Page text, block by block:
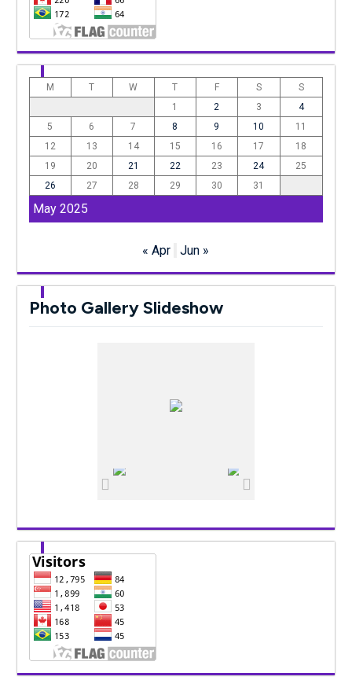
May 2025
M T W T F S
S
1
2 3
4
5
6 7 8 9 10
11
12
13 14 15 16 17
18
19
20 21 22 23 24
25
26
27 28 29 30 31
« Apr Jun »
Photo Gallery Slideshow